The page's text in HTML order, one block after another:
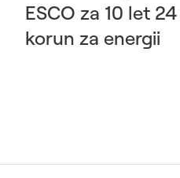
ESCO za 10 let
korun za energii